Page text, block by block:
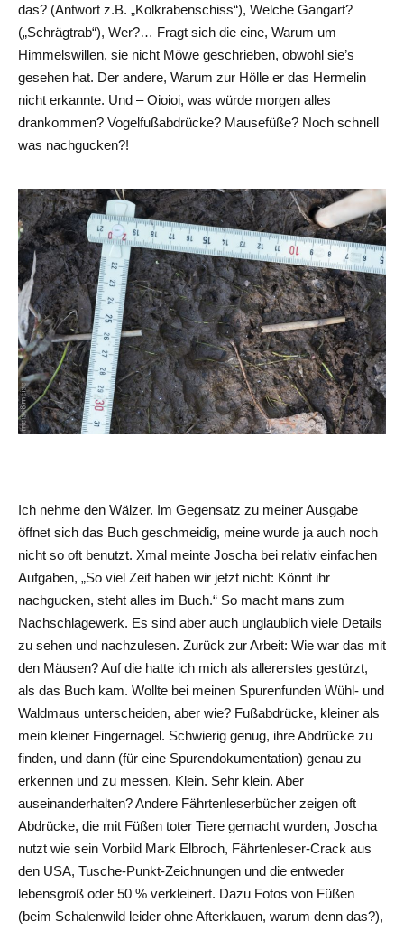
das? (Antwort z.B. „Kolkrabenschiss“), Welche Gangart?
(„Schrägtrab“), Wer?… Fragt sich die eine, Warum um
Himmelswillen, sie nicht Möwe geschrieben, obwohl sie’s
gesehen hat. Der andere, Warum zur Hölle er das Hermelin
nicht erkannte. Und – Oioioi, was würde morgen alles
drankommen? Vogelfußabdrücke? Mausefüße? Noch schnell
was nachgucken?!
Ich nehme den Wälzer. Im Gegensatz zu meiner Ausgabe
öffnet sich das Buch geschmeidig, meine wurde ja auch noch
nicht so oft benutzt. Xmal meinte Joscha bei relativ einfachen
Aufgaben, „So viel Zeit haben wir jetzt nicht: Könnt ihr
nachgucken, steht alles im Buch.“ So macht mans zum
Nachschlagewerk. Es sind aber auch unglaublich viele Details
zu sehen und nachzulesen. Zurück zur Arbeit: Wie war das mit
den Mäusen? Auf die hatte ich mich als allererstes gestürzt,
als das Buch kam. Wollte bei meinen Spurenfunden Wühl- und
Waldmaus unterscheiden, aber wie? Fußabdrücke, kleiner als
mein kleiner Fingernagel. Schwierig genug, ihre Abdrücke zu
finden, und dann (für eine Spurendokumentation) genau zu
erkennen und zu messen. Klein. Sehr klein. Aber
auseinanderhalten? Andere Fährtenleserbücher zeigen oft
Abdrücke, die mit Füßen toter Tiere gemacht wurden, Joscha
nutzt wie sein Vorbild Mark Elbroch, Fährtenleser-Crack aus
den USA, Tusche-Punkt-Zeichnungen und die entweder
lebensgroß oder 50 % verkleinert. Dazu Fotos von Füßen
(beim Schalenwild leider ohne Afterklauen, warum denn das?),